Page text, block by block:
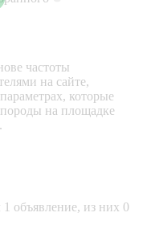
частоты
на сайте,
которые
на площадке
1 объявление, из них 0